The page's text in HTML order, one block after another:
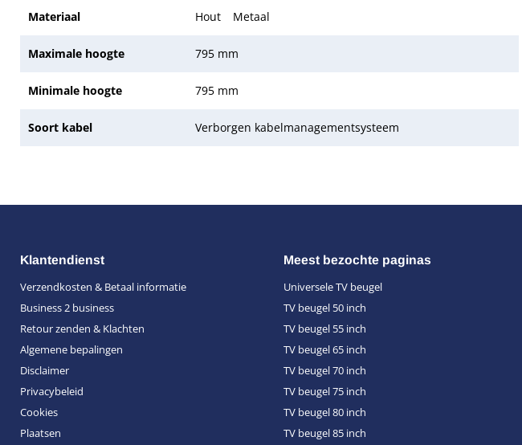
Materiaal Hout Metaal
Maximale hoogte 795 mm
Minimale hoogte 795 mm
Soort kabel Verborgen kabelmanagementsysteem
Klantendienst
Verzendkosten & Betaal informatie
Business 2 business
Retour zenden & Klachten
Algemene bepalingen
Disclaimer
Privacybeleid
Cookies
Plaatsen
Meest bezochte paginas
Universele TV beugel
TV beugel 50 inch
TV beugel 55 inch
TV beugel 65 inch
TV beugel 70 inch
TV beugel 75 inch
TV beugel 80 inch
TV beugel 85 inch